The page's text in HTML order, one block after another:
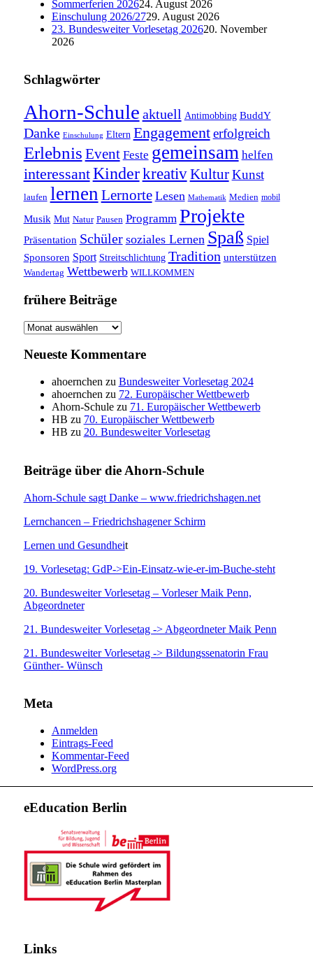
Sommerferien 202624. August 2026
Einschulung 2026/2729. August 2026
23. Bundesweiter Vorlesetag 202620. November
2026
Schlagwörter
Ahorn-Schule aktuell Antimobbing BuddY
Danke Einschulung Eltern Engagement erfolgreich
Erlebnis Event Feste gemeinsam helfen
interessantKinderkreativKultur Kunst
laufen lernen Lernorte Lesen Mathematik Medien mobil
Musik Mut Natur Pausen Programm Projekte
Präsentation Schüler soziales Lernen Spaß Spiel
Sponsoren Sport Streitschlichtung Tradition unterstützen
Wandertag Wettbewerb WILLKOMMEN
frühere Beiträge
frühere
Neueste Kommentare
ahoernchen zu Bundesweiter Vorlesetag 2024
ahoernchen zu 72. Europäischer Wettbewerb
Ahorn-Schulezu 71. Europäischer Wettbewerb
HB zu 70. Europäischer Wettbewerb
HB zu 20. Bundesweiter Vorlesetag
Beiträge über die Ahorn-Schule
Ahorn-Schule sagt Danke – www.friedrichshagen.net
Lernchancen – Friedrichshagener Schirm
Lernen und Gesundheit
19. Vorlesetag: GdP->Ein-Einsatz-wie-er-im-Buche-steht
20. Bundesweiter Vorlesetag – Vorleser Maik Penn,
Abgeordneter
21. Bundesweiter Vorlesetag -> Abgeordneter Maik Penn
21. Bundesweiter Vorlesetag -> Bildungssenatorin Frau
Günther- Wünsch
Meta
Anmelden
Eintrags-Feed
Kommentar-Feed
WordPress.org
eEducation Berlin
Links